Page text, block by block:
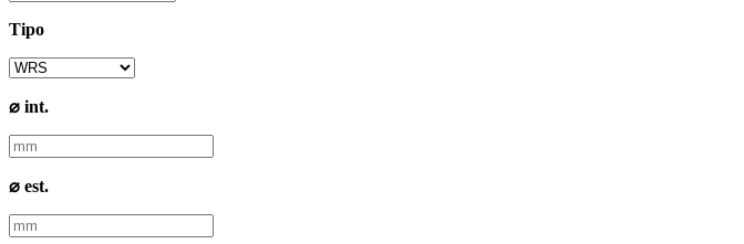
Tipo
⌀ int.
⌀ est.